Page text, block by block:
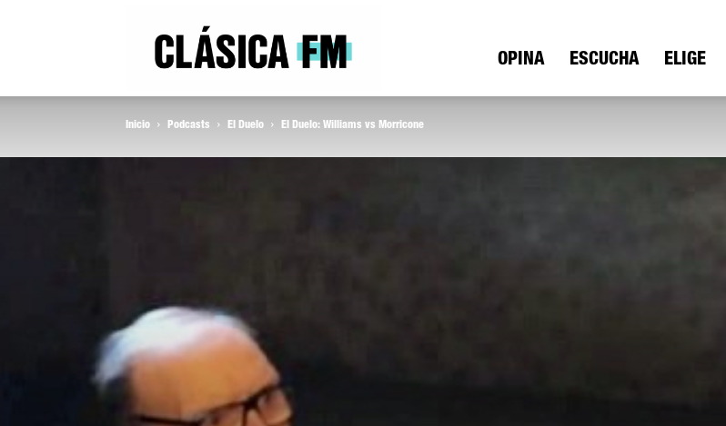
OPINA ESCUCHA ELIGE
Inicio Podcasts El Duelo El Duelo: Williams vs Morricone